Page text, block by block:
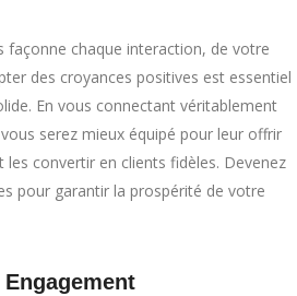
façonne chaque interaction, de votre
des croyances positives est essentiel
En vous connectant véritablement
serez mieux équipé pour leur offrir
convertir en clients fidèles. Devenez
pour garantir la prospérité de votre